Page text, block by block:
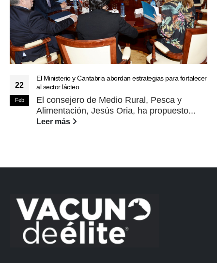
22
Feb
El Ministerio y Cantabria abordan estrategias para fortalecer
al sector lácteo
El consejero de Medio Rural, Pesca y
Alimentación, Jesús Oria, ha propuesto...
Leer más